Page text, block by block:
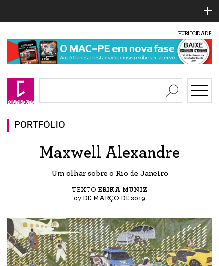
PUBLICIDADE
PORTFÓLIO
Maxwell Alexandre
Um olhar sobre o Rio de Janeiro
TEXTO ERIKA MUNIZ
07 DE MARÇO DE 2019